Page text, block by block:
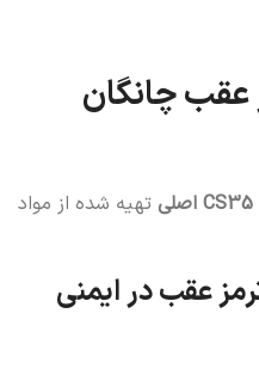
عقب چانگان
تهیه شده از مواد
عقب در ایمنی